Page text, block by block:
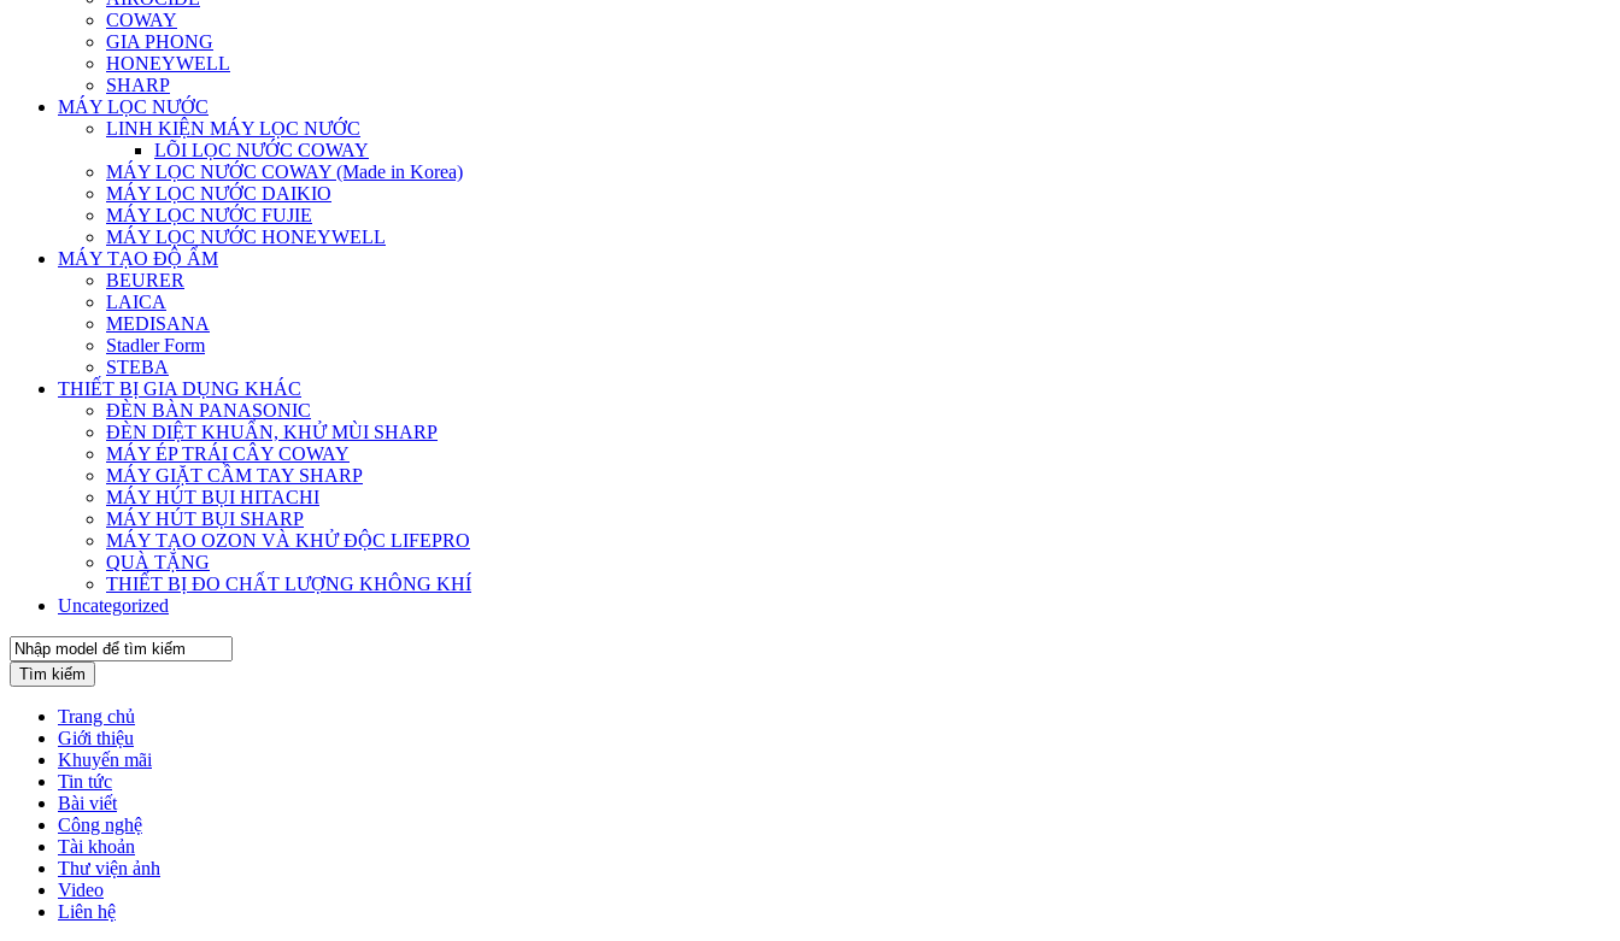
COWAY
GIA PHONG
HONEYWELL
SHARP
MÁY LỌC NƯỚC
LINH KIỆN MÁY LỌC NƯỚC
LÕI LỌC NƯỚC COWAY
MÁY LỌC NƯỚC COWAY (Made in Korea)
MÁY LỌC NƯỚC DAIKIO
MÁY LỌC NƯỚC FUJIE
MÁY LỌC NƯỚC HONEYWELL
MÁY TẠO ĐỘ ẨM
BEURER
LAICA
MEDISANA
Stadler Form
STEBA
THIẾT BỊ GIA DỤNG KHÁC
ĐÈN BÀN PANASONIC
ĐÈN DIỆT KHUẨN, KHỬ MÙI SHARP
MÁY ÉP TRÁI CÂY COWAY
MÁY GIẶT CẦM TAY SHARP
MÁY HÚT BỤI HITACHI
MÁY HÚT BỤI SHARP
MÁY TẠO OZON VÀ KHỬ ĐỘC LIFEPRO
QUÀ TẶNG
THIẾT BỊ ĐO CHẤT LƯỢNG KHÔNG KHÍ
Uncategorized
Tìm kiếm
Trang chủ
Giới thiệu
Khuyến mãi
Tin tức
Bài viết
Công nghệ
Tài khoản
Thư viện ảnh
Video
Liên hệ